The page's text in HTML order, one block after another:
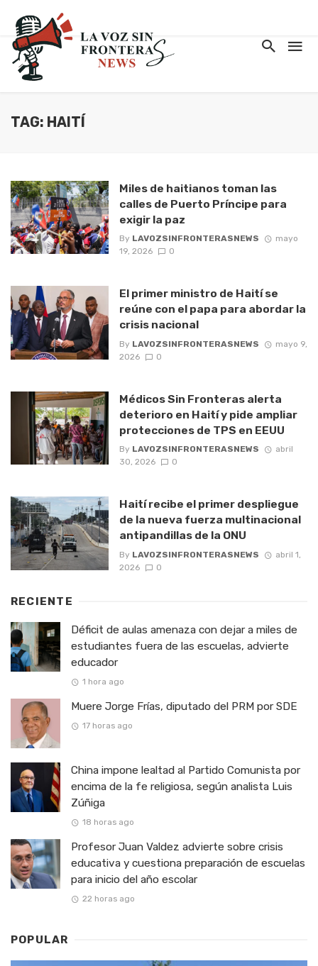
TAG: HAITÍ
Miles de haitianos toman las
calles de Puerto Príncipe para
exigir la paz
By LAVOZSINFRONTERASNEWS
mayo
19, 2026
0
El primer ministro de Haití se
reúne con el papa para abordar la
crisis nacional
By LAVOZSINFRONTERASNEWS
mayo 9,
2026
0
Médicos Sin Fronteras alerta
deterioro en Haití y pide ampliar
protecciones de TPS en EEUU
By LAVOZSINFRONTERASNEWS
abril
30, 2026
0
Haití recibe el primer despliegue
de la nueva fuerza multinacional
antipandillas de la ONU
By LAVOZSINFRONTERASNEWS
abril 1,
2026
0
RECIENTE
Déficit de aulas amenaza con dejar a miles de
estudiantes fuera de las escuelas, advierte
educador
1 hora ago
Muere Jorge Frías, diputado del PRM por SDE
17 horas ago
China impone lealtad al Partido Comunista por
encima de la fe religiosa, según analista Luis
Zúñiga
18 horas ago
Profesor Juan Valdez advierte sobre crisis
educativa y cuestiona preparación de escuelas
para inicio del año escolar
22 horas ago
POPULAR